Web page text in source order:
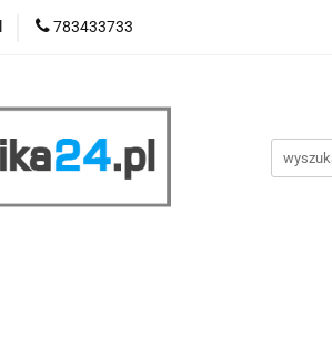
783433733
Łazienka
Wyprzedaż WYCENA ZESTAWÓW